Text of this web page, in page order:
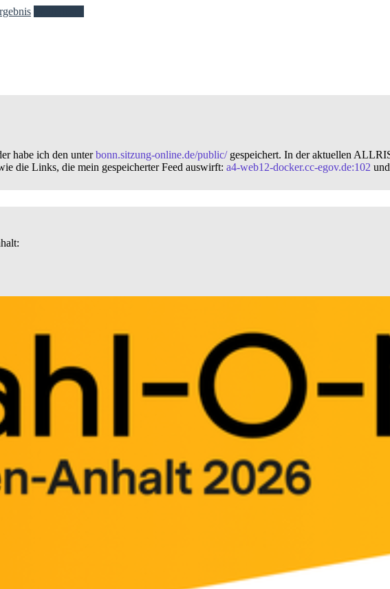
habe ich den unterbonn.sitzung-online.de/public/gespeichert. In der aktuellen
die Links, die mein gespeicherter Feed auswirft: a4-web12-docker.cc-egov.de:102